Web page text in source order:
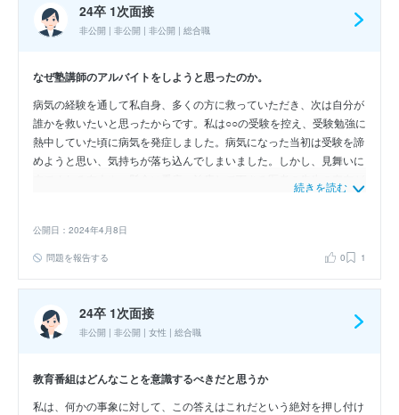
24卒 1次面接
非公開 | 非公開 | 非公開 | 総合職
なぜ塾講師のアルバイトをしようと思ったのか。
病気の経験を通して私自身、多くの方に救っていただき、次は自分が
誰かを救いたいと思ったからです。私は○○の受験を控え、受験勉強に
熱中していた頃に病気を発症しました。病気になった当初は受験を諦
めようと思い、気持ちが落ち込んでしまいました。しかし、見舞いに
あり、そういった姿に救われて、もう一度目標に向かって走り出すこ
トしていきたという思いがあり、塾講師のアルバイトを通して、勉強
に励む子供たちを助けることにしました。
続きを読む
公開日：2024年4月8日
問題を報告する 0 1
24卒 1次面接
非公開 | 非公開 | 女性 | 総合職
教育番組はどんなことを意識するべきだと思うか
私は、何かの事象に対して、この答えはこれだという絶対を押し付け